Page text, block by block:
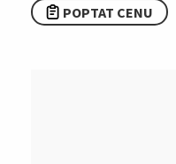
POPTAT CENU